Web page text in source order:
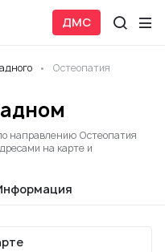
ДМС
Остеопатия
направлению Остеопатия
на карте и